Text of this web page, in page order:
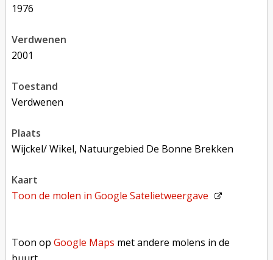
1976
verdwenen
2001
toestand
verdwenen
plaats
Wijckel/ Wikel, Natuurgebied De Bonne Brekken
kaart
Toon de molen inGoogle Satelietweergave
Toon opGoogle Maps met andere molens in de